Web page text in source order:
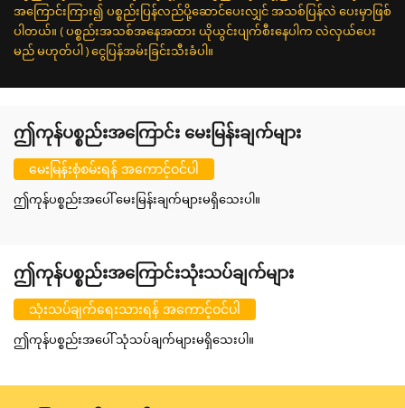
အကြောင်းကြား၍ ပစ္စည်းပြန်လည်ပို့ဆောင်ပေးလျှင် အသစ်ပြန်လဲ ပေးမှာဖြစ်
ပါတယ်။ ( ပစ္စည်းအသစ်အနေအထား ယိုယွင်းပျက်စီးနေပါက လဲလှယ်ပေး
မည် မဟုတ်ပါ ) ငွေပြန်အမ်းခြင်းသီးခံပါ။
ဤကုန်ပစ္စည်းအကြောင်း မေးမြန်းချက်များ
မေးမြန်းစုံစမ်းရန် အကောင့်ဝင်ပါ
ဤကုန်ပစ္စည်းအပေါ် မေးမြန်းချက်များမရှိသေးပါ။
ဤကုန်ပစ္စည်းအကြောင်းသုံးသပ်ချက်များ
သုံးသပ်ချက်ရေးသားရန် အကောင့်ဝင်ပါ
ဤကုန်ပစ္စည်းအပေါ် သုံသပ်ချက်များမရှိသေးပါ။